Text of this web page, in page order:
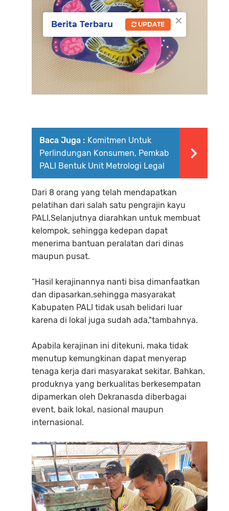
Baca Juga : Komitmen Untuk
Perlindungan Konsumen, Pemkab
PALI Bentuk Unit Metrologi Legal
Dari 8 orang yang telah mendapatkan
pelatihan dari salah satu pengrajin kayu
PALI,Selanjutnya diarahkan untuk membuat
kelompok, sehingga kedepan dapat
menerima bantuan peralatan dari dinas
maupun pusat.
“Hasil kerajinannya nanti bisa dimanfaatkan
dan dipasarkan,sehingga masyarakat
Kabupaten PALI tidak usah belidari luar
karena di lokal juga sudah ada,"tambahnya.
Apabila kerajinan ini ditekuni, maka tidak
menutup kemungkinan dapat menyerap
tenaga kerja dari masyarakat sekitar. Bahkan,
produknya yang berkualitas berkesempatan
dipamerkan oleh Dekranasda diberbagai
event, baik lokal, nasional maupun
internasional.
×
Berita Terbaru UPDATE